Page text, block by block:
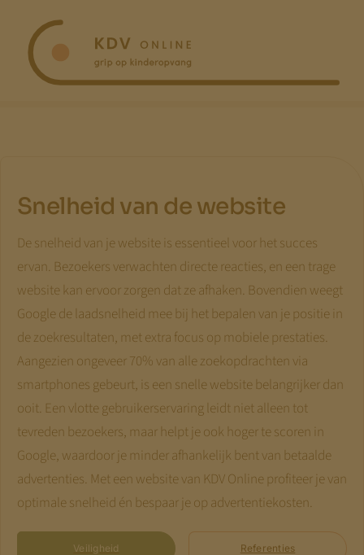
inhoud
Snelheid van de website
De snelheid van je website is essentieel voor het succes
ervan. Bezoekers verwachten directe reacties, en een trage
website kan ervoor zorgen dat ze afhaken. Bovendien weegt
Google de laadsnelheid mee bij het bepalen van je positie in
de zoekresultaten, met extra focus op mobiele prestaties.
Aangezien ongeveer 70% van alle zoekopdrachten via
smartphones gebeurt, is een snelle website belangrijker dan
ooit. Een vlotte gebruikerservaring leidt niet alleen tot
tevreden bezoekers, maar helpt je ook hoger te scoren in
Google, waardoor je minder afhankelijk bent van betaalde
advertenties. Met een website van KDV Online profiteer je van
optimale snelheid én bespaar je op advertentiekosten.
Veiligheid Referenties